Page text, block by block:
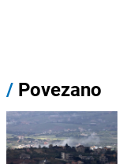
/ Povezano